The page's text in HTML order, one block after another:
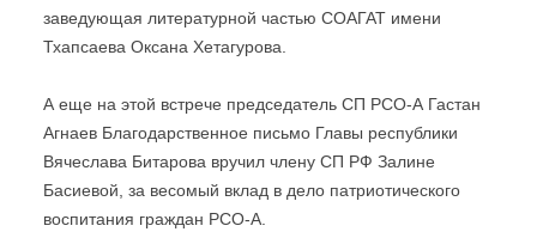
заведующая литературной частью СОАГАТ имени
Тхапсаева Оксана Хетагурова.
А еще на этой встрече председатель СП РСО-А Гастан
Агнаев Благодарственное письмо Главы республики
Вячеслава Битарова вручил члену СП РФ Залине
Басиевой, за весомый вклад в дело патриотического
воспитания граждан РСО-А.